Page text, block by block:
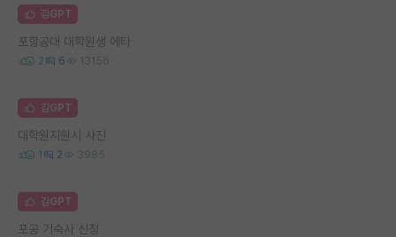
김GPT
포항공대 대학원생 에타
2 6 13156
김GPT
대학원지원시 사진
1 2 3985
김GPT
포공 기숙사 신청